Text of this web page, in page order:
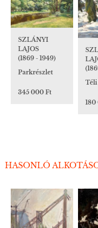
SZLÁNYI
LAJOS
(1869 - 1949)
Parkrészlet
345 000 Ft
Téli
HASONLÓ